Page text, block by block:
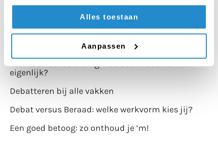
Alles toestaan
Aanpassen
Hoe bereid je een improvisatiestelling het beste
Toernooivoorbereiding: hoe doe ik dat nu
eigenlijk?
Debatteren bij alle vakken
Debat versus Beraad: welke werkvorm kies jij?
Een goed betoog: zo onthoud je ‘m!